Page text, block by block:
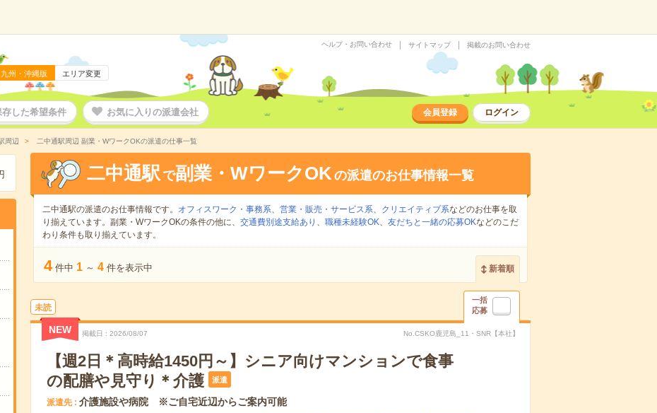
九州・沖縄版 エリア変更
ヘルプ・お問い合わせ サイトマップ 掲載のお問い合わせ
存した希望条件 お気に入りの派遣会社 会員登録 ログイン
周辺 二中通駅周辺 副業・WワークOKの派遣の仕事一覧
二中通駅 で副業・WワークOKの派遣のお仕事情報一覧
二中通駅の派遣のお仕事情報です。 オフィスワーク・事務系、 営業・販売・サービス系、 クリエイティブ系などのお仕事を取
り揃えています。副業・WワークOKの条件の他に、 交通費別途支給あり 、 職種未経験OK、 友だちと一緒の応募OKなどのこだ
わり条件も取り揃えています。
4 件中 1 ～ 4 件を表示中 新着順
未読
一括
応募
NEW 掲載日 2026/08/07 No.CSKO鹿児島_11・SNR【本社】
【週2日＊高時給1450円～】シニア向けマンションで食事
の配膳や見守り＊介護
派遣
派遣先 介護施設や病院 ※ご自宅近辺からご案内可能